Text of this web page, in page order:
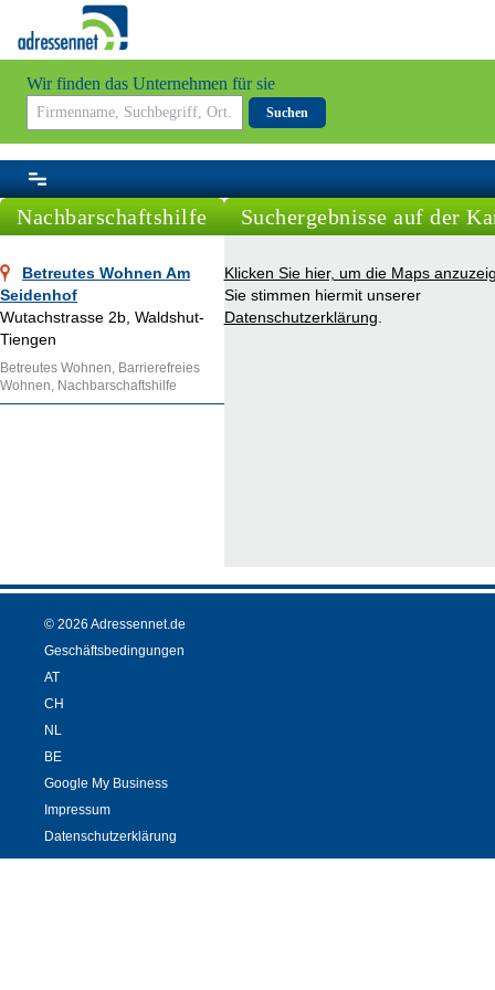
Wir finden das Unternehmen für sie
Suchen
Nachbarschaftshilfe
Betreutes Wohnen Am
Seidenhof
Wutachstrasse 2b, Waldshut-
Tiengen
Betreutes Wohnen, Barrierefreies
Wohnen, Nachbarschaftshilfe
Suchergebnisse auf der
Klicken Sie hier, um die Maps
Sie stimmen hiermit unserer
Datenschutzerklärung
© 2026 Adressennet.de
Geschäftsbedingungen
AT
CH
NL
BE
Google My Business
Impressum
Datenschutzerklärung